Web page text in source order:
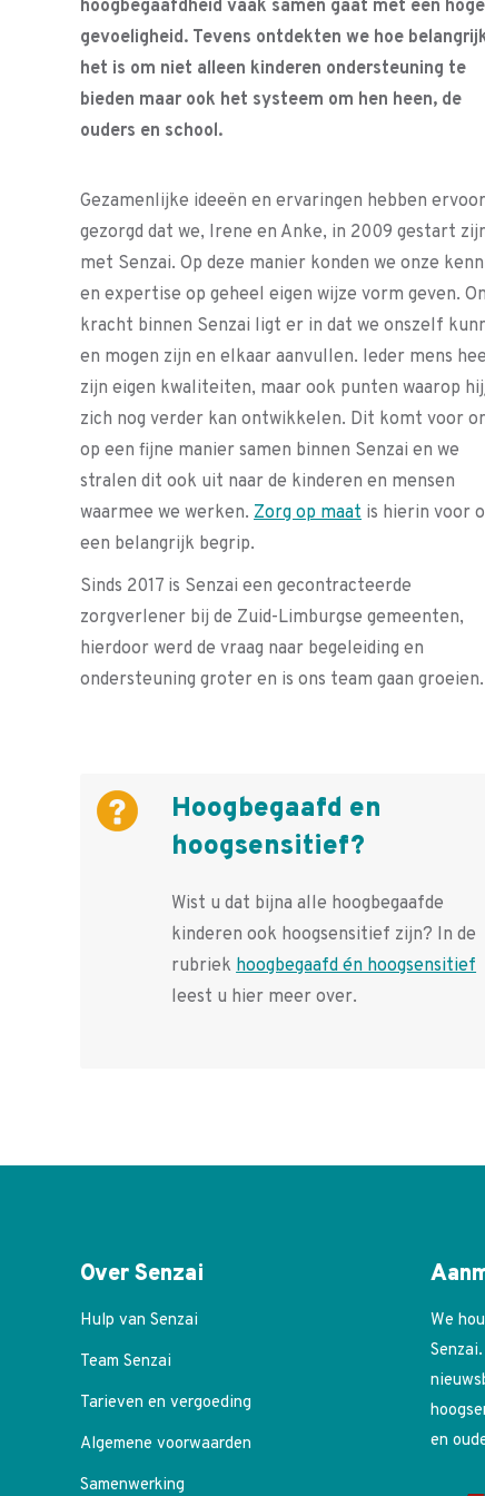
hoogbegaafdheid vaak samen gaat met een hoge
gevoeligheid. Tevens ontdekten we hoe
het is om niet alleen kinderen ondersteuning te
bieden maar ook het systeem om hen heen, de
ouders en school.
Gezamenlijke ideeën en ervaringen hebben ervoor
gezorgd dat we, Irene en Anke, in 2009 gestart
met Senzai. Op deze manier konden we onze
en expertise op geheel eigen wijze vorm geven.
kracht binnen Senzai ligt er in dat we onszelf
en mogen zijn en elkaar aanvullen. Ieder mens
zijn eigen kwaliteiten, maar ook punten waarop
zich nog verder kan ontwikkelen. Dit komt voor
op een fijne manier samen binnen Senzai en we
stralen dit ook uit naar de kinderen en mensen
waarmee we werken. Zorg op maat is hierin voor
een belangrijk begrip.
Sinds 2017 is Senzai een gecontracteerde
zorgverlener bij de Zuid-Limburgse gemeenten,
hierdoor werd de vraag naar begeleiding en
ondersteuning groter en is ons team gaan groeien.
Hoogbegaafd en
hoogsensitief?
Wist u dat bijna alle hoogbegaafde
kinderen ook hoogsensitief zijn? In de
rubriek hoogbegaafd én hoogsensitief
leest u hier meer over.
Over Senzai
Hulp van Senzai
Team Senzai
Tarieven en vergoeding
Algemene voorwaarden
Samenwerking
We
en